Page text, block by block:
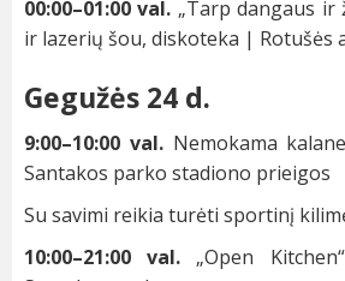
00:00–01:00 val. „Tarp dangaus ir
ir lazerių šou, diskoteka | Rotušės
Gegužės 24 d.
9:00–10:00 val.Nemokama
Santakos parko stadiono prieigos
Su savimi reikia turėti sportinį
10:00–21:00 val. „Open